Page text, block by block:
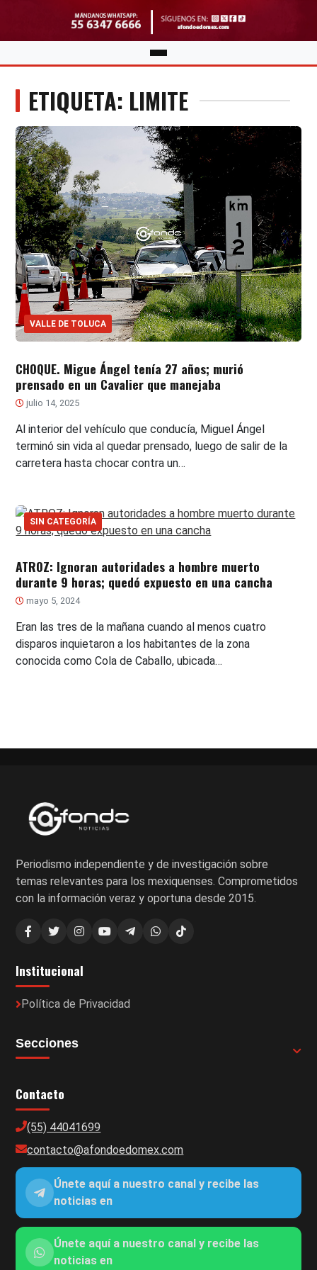
ETIQUETA: LIMITE
VALLE DE TOLUCA
CHOQUE. Migue Ángel tenía 27 años; murió
prensado en un Cavalier que manejaba
julio 14, 2025
Al interior del vehículo que conducía, Miguel Ángel
terminó sin vida al quedar prensado, luego de salir de la
carretera hasta chocar contra un…
SIN CATEGORÍA
ATROZ: Ignoran autoridades a hombre muerto
durante 9 horas; quedó expuesto en una cancha
mayo 5, 2024
Eran las tres de la mañana cuando al menos cuatro
disparos inquietaron a los habitantes de la zona
conocida como Cola de Caballo, ubicada…
Periodismo independiente y de investigación sobre
temas relevantes para los mexiquenses. Comprometidos
con la información veraz y oportuna desde 2015.
Institucional
Política de Privacidad
Secciones
Contacto
(55) 44041699
contacto@afondoedomex.com
Únete aquí a nuestro canal y recibe las
noticias en
Únete aquí a nuestro canal y recibe las
noticias en